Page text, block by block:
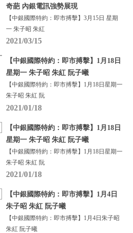
奇葩 內銀電訊強勢展現
【中銀國際特約：即市搏擊】3月15日 星期
一 朱子昭 朱紅
2021/03/15
【中銀國際特約：即市搏擊】1月18日
星期一 朱子昭 朱紅 阮子曦
【中銀國際特約：即市搏擊】1月18日星期一
朱子昭 朱紅 阮
2021/01/18
【中銀國際特約：即市搏擊】1月18日
星期一 朱子昭 朱紅 阮子曦
【中銀國際特約：即市搏擊】1月18日星期一
朱子昭 朱紅 阮
2021/01/18
【中銀國際特約：即市搏擊】1月4日
朱子昭 朱紅 阮子曦
【中銀國際特約：即市搏擊】1月4日朱子昭
朱紅 阮子曦